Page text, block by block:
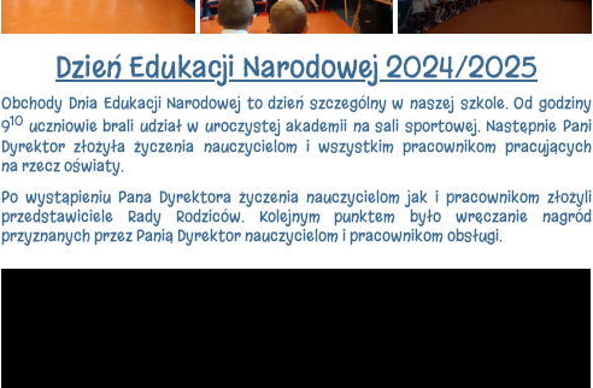
Dzień Edukacji Narodowej 2024/2025
Obchody Dnia Edukacji Narodowej to dzień szczególny w naszej szkole. Od godziny
910 uczniowie brali udział w uroczystej akademii na sali sportowej. Następnie Pani
Dyrektor złożyła życzenia nauczycielom i wszystkim pracownikom pracujących
na rzecz oświaty.
Po wystąpieniu Pana Dyrektora życzenia nauczycielom jak i pracownikom złożyli
przedstawiciele Rady Rodziców. Kolejnym punktem było wręczanie nagród
przyznanych przez Panią Dyrektor nauczycielom i pracownikom obsługi.